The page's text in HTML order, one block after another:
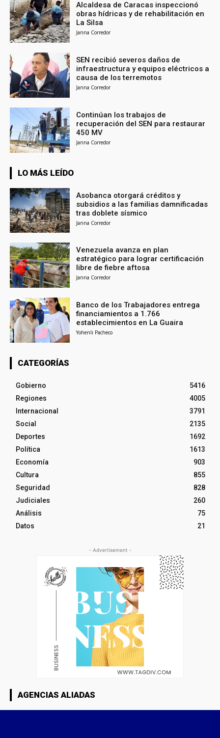
Alcaldesa de Caracas inspeccionó
obras hídricas y de rehabilitación en
La Silsa
Janna Corredor
SEN recibió severos daños de
infraestructura y equipos eléctricos a
causa de los terremotos
Janna Corredor
Continúan los trabajos de
recuperación del SEN para restaurar
450 MV
Janna Corredor
LO MÁS LEÍDO
Asobanca otorgará créditos y
subsidios a las familias damnificadas
tras doblete sísmico
Janna Corredor
Venezuela avanza en plan
estratégico para lograr certificación
libre de fiebre aftosa
Janna Corredor
Banco de los Trabajadores entrega
financiamientos a 1.766
establecimientos en La Guaira
Yohenli Pacheco
CATEGORÍAS
Gobierno
5416
Regiones
4005
Internacional
3791
Social
2135
Deportes
1692
Política
1613
Economía
903
Cultura
855
Seguridad
828
Judiciales
260
Análisis
75
Datos
21
- Advertisement -
AGENCIAS ALIADAS